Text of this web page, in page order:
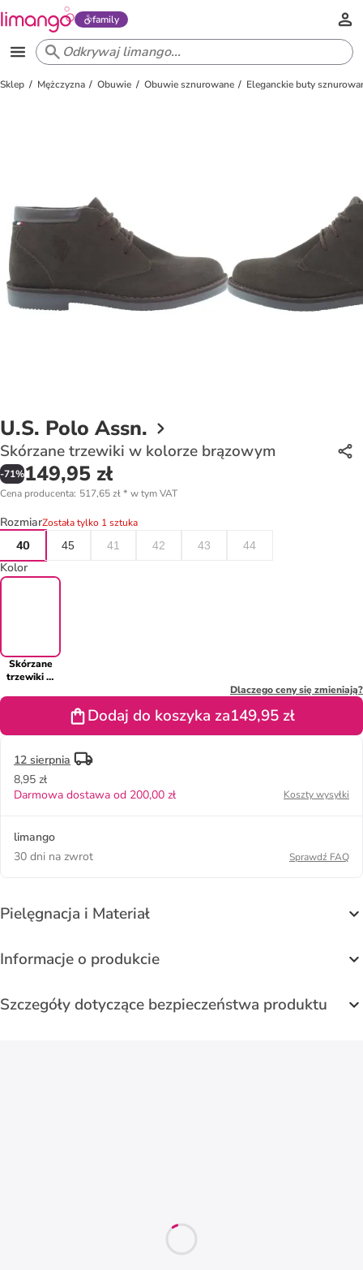
family
Sklep Mężczyzna Obuwie Obuwie sznurowane Eleganckie buty
U.S. Polo Assn.
Skórzane trzewiki w kolorze brązowym
-71%149,95 zł
Cena producenta: 517,65 zł* w tym VAT
RozmiarZostała tylko 1 sztuka
40
45 41 42 43 44
Kolor
Skórzane
trzewiki w
Dlaczego ceny się zmieniają?
Dodaj do koszyka za149,95 zł
12 sierpnia
8,95 zł
Darmowa dostawa od 200,00 zł
Koszty wysyłki
limango
30 dni na zwrot
Sprawdź FAQ
Pielęgnacja i Materiał
Informacje o produkcie
Szczegóły dotyczące bezpieczeństwa produktu